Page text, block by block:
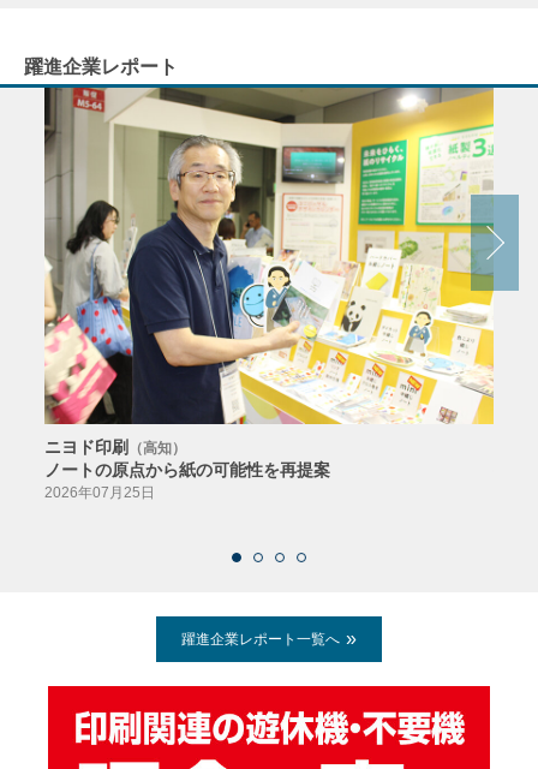
躍進企業レポート
ニヨド印刷 （高知）
ノートの原点から紙の可能性を再提案
2026年07月25日
躍進企業レポート一覧へ